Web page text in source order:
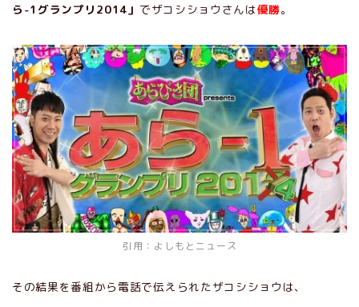
ら-1グランプリ2014」 でザコシショウさんは優勝。
引用： よしもとニュース
その結果を番組から電話で伝えられたザコシショウは、